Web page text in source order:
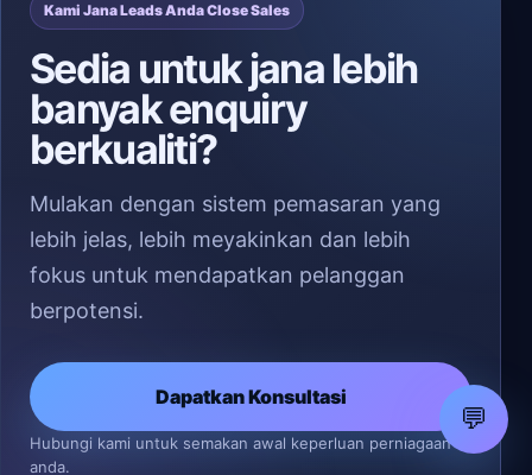
Kami Jana Leads Anda Close Sales
Sedia untuk jana lebih
banyak enquiry
berkualiti?
Mulakan dengan sistem pemasaran yang
lebih jelas, lebih meyakinkan dan lebih
fokus untuk mendapatkan pelanggan
berpotensi.
Dapatkan Konsultasi
Hubungi kami untuk semakan awal keperluan perniagaan
anda.
💬